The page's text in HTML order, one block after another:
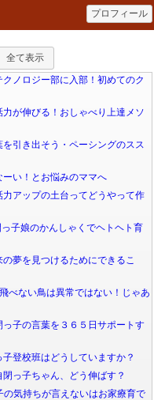
ノロジー部に入部！初めてのク
が伸びる！おしゃべり上達メソ
引き出そう・ペーシングのスス
い！とお悩みのママへ
アップの土台ってどうやって作
子娘のかんしゃくでヘトヘト育
夢を見つけるためにできるこ
べない鳥は異常ではない！じゃあ
子の言葉を３６５日サポートす
登校班はどうしていますか？
っ子ちゃん、どう伸ばす？
気持ちが言えないはお家療育で